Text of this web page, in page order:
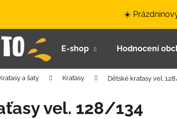
☀️
E-shop Hodnocení
a šaty Kraťasy Dětské kraťasy vel.
vel. 128/134
Co